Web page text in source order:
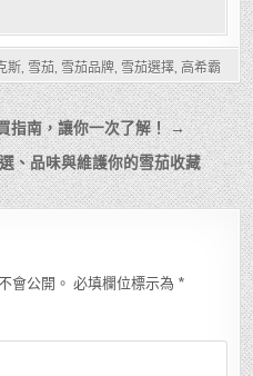
斯 雪茄 雪茄品牌 雪茄選擇 高希霸
指南，讓你一次了解！ →
、品味與維護你的雪茄收藏
會公開。 必填欄位標示為 *